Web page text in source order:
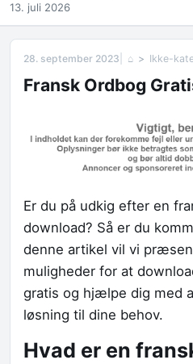
13. juli 2026
28. september 2023 ⌂ Ikke-
Fransk Ordbog
Er du på udkig efter en
download? Så er du
denne artikel vil vi
muligheder for at
gratis og hjælpe dig med
løsning til dine behov.
Hvad er en